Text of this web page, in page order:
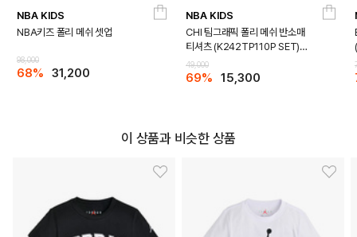
NBA KIDS
NBA키즈 폴리 메쉬 셋업
98,000
68% 31,200
NBA KIDS
CHI 팀그래픽 폴리 메쉬 반소매
티셔츠 (K242TP110P SET)
(K242TS110P)
49,000
69% 15,300
이 상품과 비슷한 상품